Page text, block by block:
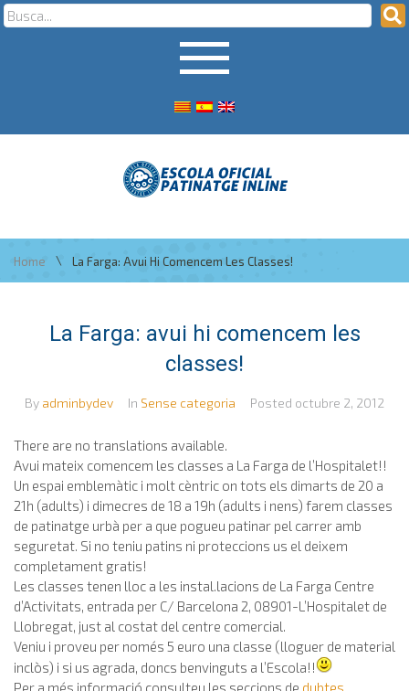
Home \ La Farga: Avui Hi Comencem Les Classes!
La Farga: avui hi comencem les
classes!
By adminbydev In Sense categoria Posted octubre 2, 2012
There are no translations available.
Avui mateix comencem les classes a La Farga de l’Hospitalet!!
Un espai emblemàtic i molt cèntric on tots els dimarts de 20 a
21h (adults) i dimecres de 18 a 19h (adults i nens) farem classes
de patinatge urbà per a que pogueu patinar pel carrer amb
seguretat. Si no teniu patins ni proteccions us el deixem
completament gratis!
Les classes tenen lloc a les instal.lacions de La Farga Centre
d’Activitats, entrada per C/ Barcelona 2, 08901-L’Hospitalet de
Llobregat, just al costat del centre comercial.
Veniu i proveu per només 5 euro una classe (lloguer de material
inclòs) i si us agrada, doncs benvinguts a l’Escola!!
Per a més informació consulteu les seccions de dubtes